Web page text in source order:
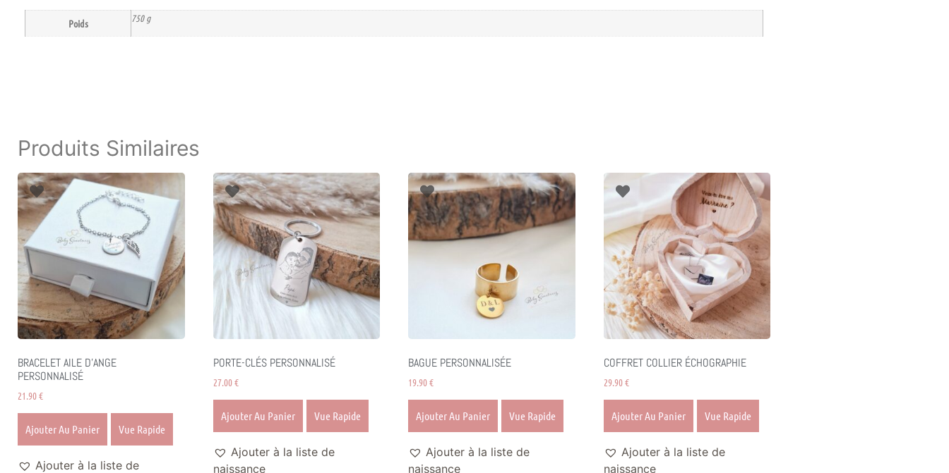
Poids 750 g
Produits Similaires
BRACELET AILE D’ANGE
PERSONNALISÉ
21.90€
Ajouter Au Panier Vue Rapide
Ajouter à la liste de
PORTE-CLÉS PERSONNALISÉ
27.00€
Ajouter Au Panier Vue Rapide
Ajouter à la liste de
naissance
BAGUE PERSONNALISÉE
19.90€
Ajouter Au Panier Vue Rapide
Ajouter à la liste de
naissance
COFFRET COLLIER ÉCHOGRAPHIE
29.90€
Ajouter Au Panier Vue Rapide
Ajouter à la liste de
naissance